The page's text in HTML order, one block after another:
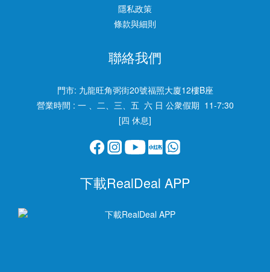
隱私政策
條款與細則
聯絡我們
門市: 九龍旺角弼街20號福照大廈12樓B座
營業時間 : 一 、二、三、五 六 日 公衆假期 11-7:30
[四 休息]
下載RealDeal APP